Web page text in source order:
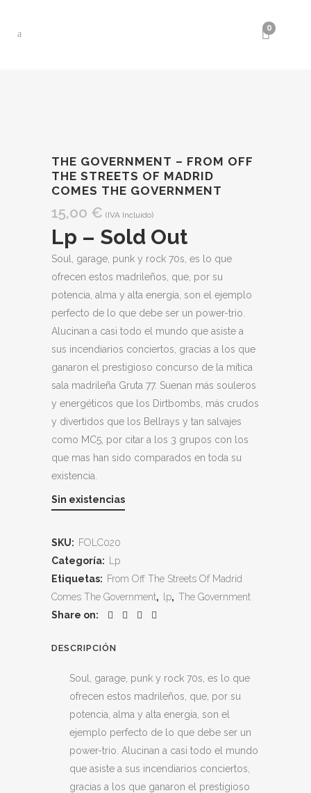
0
THE GOVERNMENT – FROM OFF
THE STREETS OF MADRID
COMES THE GOVERNMENT
15,00 € (IVA Incluido)
Lp – Sold Out
Soul, garage, punk y rock 70s, es lo que
ofrecen estos madrileños, que, por su
potencia, alma y alta energía, son el ejemplo
perfecto de lo que debe ser un power-trio.
Alucinan a casi todo el mundo que asiste a
sus incendiarios conciertos, gracias a los que
ganaron el prestigioso concurso de la mítica
sala madrileña Gruta 77. Suenan más souleros
y energéticos que los Dirtbombs, más crudos
y divertidos que los Bellrays y tan salvajes
como MC5, por citar a los 3 grupos con los
que mas han sido comparados en toda su
existencia.
Sin existencias
SKU: FOLC020
Categoría:
Lp
Etiquetas: From Off The Streets Of Madrid
Comes The Government, lp, The Government
Share on:
DESCRIPCIÓN
Soul, garage, punk y rock 70s, es lo que
ofrecen estos madrileños, que, por su
potencia, alma y alta energía, son el
ejemplo perfecto de lo que debe ser un
power-trio. Alucinan a casi todo el mundo
que asiste a sus incendiarios conciertos,
gracias a los que ganaron el prestigioso